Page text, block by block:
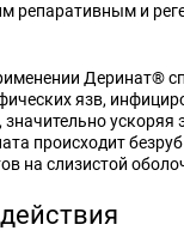
репаративным и
Деринат®
язв,
значительно
происходит
на слизистой